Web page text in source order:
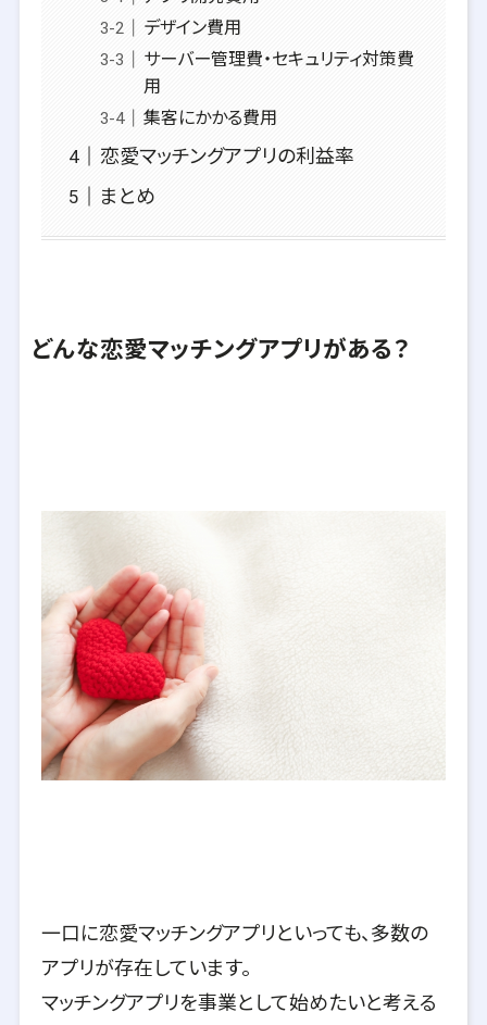
デザイン費用
サーバー管理費・セキュリティ対策費
用
集客にかかる費用
恋愛マッチングアプリの利益率
まとめ
どんな恋愛マッチングアプリがある？
一口に恋愛マッチングアプリといっても、多数の
アプリが存在しています。
マッチングアプリを事業として始めたいと考える